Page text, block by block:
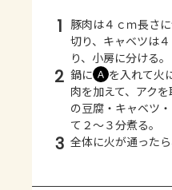
1 豚肉は４ｃｍ長さ
切り、キャベツは
り、小房に分ける。
2 鍋に Ａ を入れて火
肉を加えて、アク
の豆腐・キャベツ
て２～３分煮る。
3 全体に火が通った